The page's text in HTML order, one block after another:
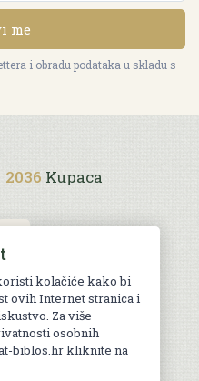
me
i obradu podataka u skladu s
2036 Kupaca
kolačiće kako bi
ovih Internet stranica i
Za više
osobnih
biblos.hr kliknite na